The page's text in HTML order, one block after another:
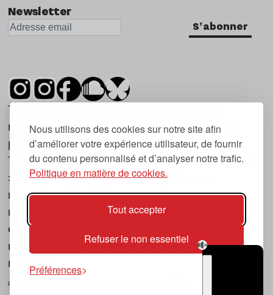
Nous utilisons des cookies sur notre site afin
d’améliorer votre expérience utilisateur, de fournir
du contenu personnalisé et d’analyser notre trafic.
Politique en matière de cookies.
Tout accepter
Refuser le non essentiel
Préférences
Newsletter
S'abonner
Tsugi est un mensuel indépendant sur la
musique et les nouvelles tendances, dont la
première parution date de 2007.
Tsugi en japonais signifie « prochain », « suivant
», ce qui correspond à la thématique du
magazine, à l’affût des nouvelles tendances
musicales, qu’elles viennent de la musique
électronique, du rock ou du hip hop, et des
nouveaux phénomènes de société liés à la
musique.
POLITIQUE DE COOKIES (UE)